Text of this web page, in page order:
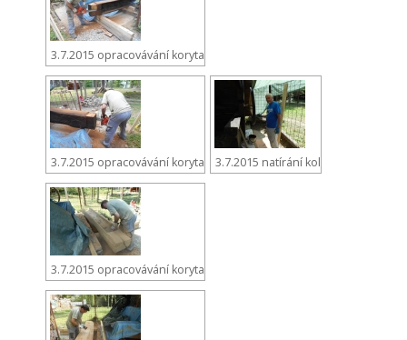
3.7.2015 opracovávání koryta
3.7.2015 opracovávání koryta 3.7.2015 natírání kol
3.7.2015 opracovávání koryta